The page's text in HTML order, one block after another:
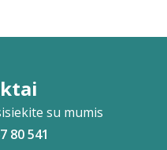
su mumis
80 541